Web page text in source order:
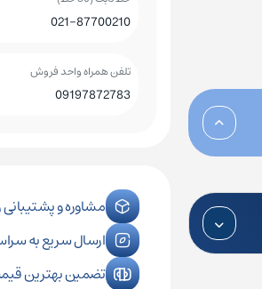
021-87700210
تلفن همراه واحد فروش
09197872783
مشاوره و پشتیبانی
ارسال سریع به
تضمین بهترین